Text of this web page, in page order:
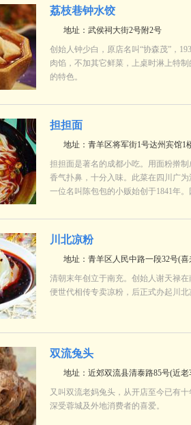
荔枝巷钟水饺
地址：武侯祠大街2号附2号
创始人钟少白，原店名叫“协森茂”，
肉馅，不加其它鲜菜，上桌时淋上特
的特色。
担担面
地址：青羊区将军街1号达州宾馆1
担担面是著名的成都小吃。用面粉擀
香气扑鼻，十分入味。此菜在四川广
一位名叫陈包包的小贩始创于1841年
川北凉粉
地址：青羊区人民中路一段32号(
清朝末年创立于南充。创始人谢天禄
便世代相传专卖凉粉，后正式办起川
双流兔头
地址：近郊双流县清泰路85号(近
又叫双流老妈兔头，从开店至今已有
深受蓉城及外地消费者的喜爱。